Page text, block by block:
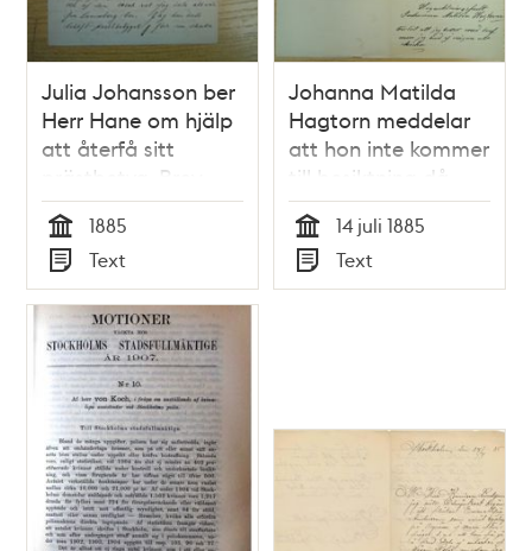
Julia Johansson ber
Herr Hane om hjälp
att återfå sitt
prästbetyg. Brev
inkommet till
polisens
prostitutionsavdelning
1885
Tid
1885
Typ
Text
Johanna Matilda
Hagtorn meddelar
att hon inte kommer
till besiktning då
hon är bortrest.
Brev till polisens
prostitutionsavdelning,
den 14 juli 1885
Tid
14 juli 1885
Typ
Text